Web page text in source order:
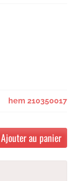
hem 210350017
Ajouter au panier